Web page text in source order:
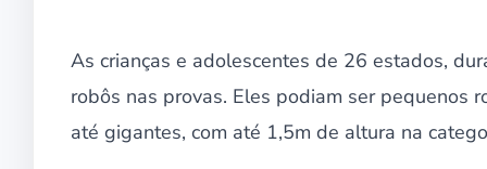
As crianças e adolescentes de 26 estados,
robôs nas provas. Eles podiam ser pequenos
até gigantes, com até 1,5m de altura na